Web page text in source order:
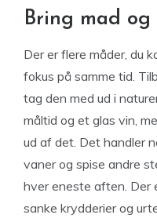
Bring mad
Der er flere måder, du
fokus på samme tid.
tag den med ud i
måltid og et glas vin,
ud af det. Det handler
vaner og spise andre
hver eneste aften. Der
sanke krydderier og